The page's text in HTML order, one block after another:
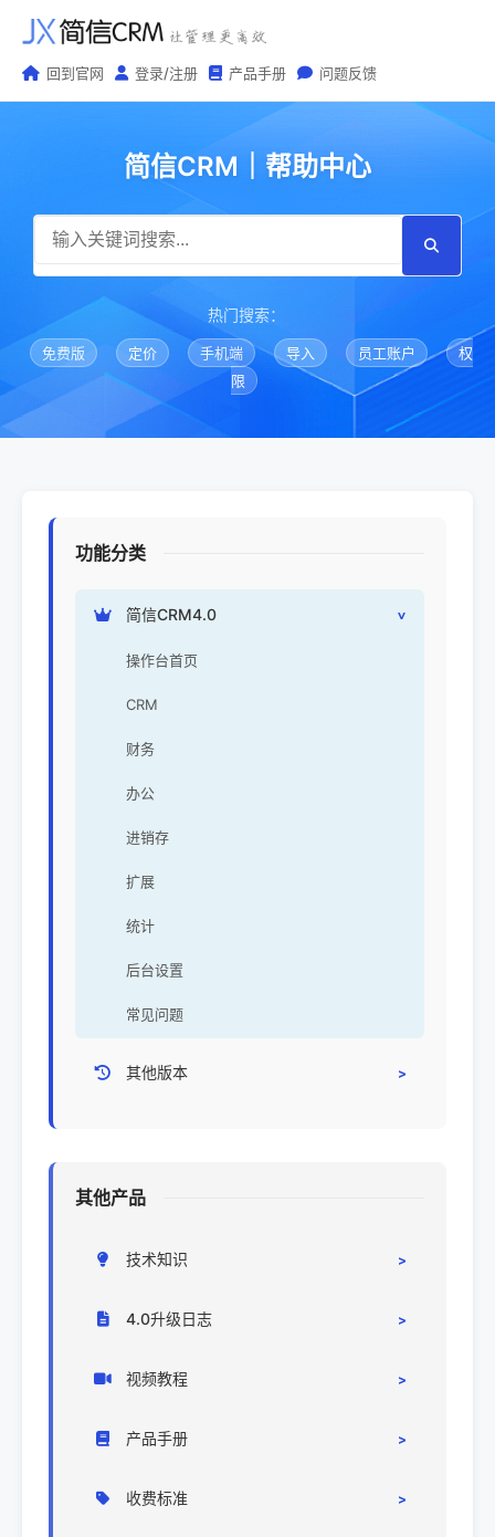
回到官网 登录/注册 产品手册 问题反馈
简信CRM｜帮助中心
热门搜索：
免费版 定价 手机端 导入 员工账户
权
限
功能分类
简信CRM4.0
操作台首页
CRM
财务
办公
进销存
扩展
统计
后台设置
常见问题
其他版本
其他产品
技术知识
代码/环境
4.0升级日志
视频教程
产品手册
收费标准